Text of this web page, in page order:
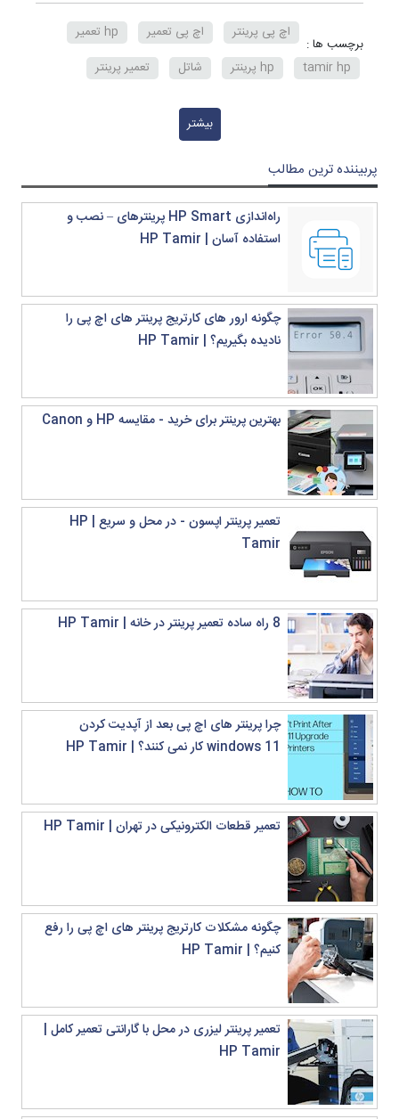
برچسب ها :
اچ پی پرینتر اچ پی تعمیر
hp تعمیر
tamir hp
hp پرینتر شاتل
تعمیر پرینتر
تعمیر پرینتر در محل
تعمیر پرینتر اچ پی تعمیر
تعمیر پرینترهای سامسونگ در محل
تعمیر پرینتر اچ پی در تهران
تعمیر پرینتر اچ پی
تعمیر کپی شارپ
تعمیر کپی شارپ در تهران
خرید پرینتر استوک وارداتی
خرید پرینتر استوک کانن
قیمت خرید پرینتر استوک
خرید پرینتر استوک پاناسونیک
خرید پرینتر لیزری استوک
خرید پرینتر کارکرده
خرید پرینتر لیزری اچ پی
خرید پرینتر رنگی
خرید پرینتر دست دوم
خرید پرینتر بی سیم
خرید پرینتر مناسب
خرید پرینتر کارکرده اچ پی
خرید پرینتر لیزری رنگی
خرید پرینتر
خرید پرینترهای لیزری
خرید پرینترهای جوهر افشان
بیشتر
پربیننده ترین مطالب
راه‌اندازی HP Smart پرینترهای – نصب و
استفاده آسان | HP Tamir
چگونه ارور های کارتریج پرینتر های اچ پی را
نادیده بگیریم؟ | HP Tamir
بهترین پرینتر برای خرید - مقایسه HP و Canon
تعمیر پرینتر اپسون - در محل و سریع | HP
Tamir
8 راه ساده تعمیر پرینتر در خانه | HP Tamir
چرا پرینتر های اچ پی بعد از آپدیت کردن
windows 11 کار نمی کنند؟ | HP Tamir
تعمیر قطعات الکترونیکی در تهران | HP Tamir
چگونه مشکلات کارتریج پرینتر های اچ پی را رفع
کنیم؟ | HP Tamir
تعمیر پرینتر لیزری در محل با گارانتی تعمیر کامل |
HP Tamir